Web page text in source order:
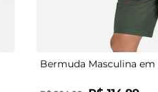
42 44
40
Bermuda Masculina